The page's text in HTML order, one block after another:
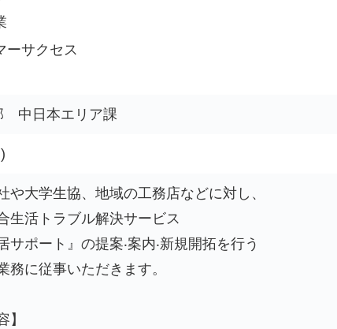
ーサクセス
中日本エリア課
や⼤学⽣協、地域の⼯務店などに対し、
⽣活トラブル解決サービス
サポート』の提案‧案内‧新規開拓を⾏う
務に従事いただきます。
】